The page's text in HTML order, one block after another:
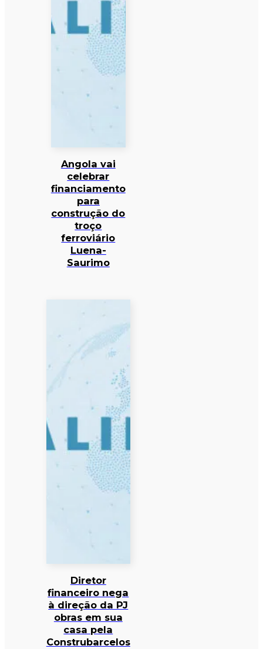
Angola vai
celebrar
financiamento
para
construção do
troço
ferroviário
Luena-
Saurimo
Diretor
financeiro nega
à direção da PJ
obras em sua
casa pela
Construbarcelos